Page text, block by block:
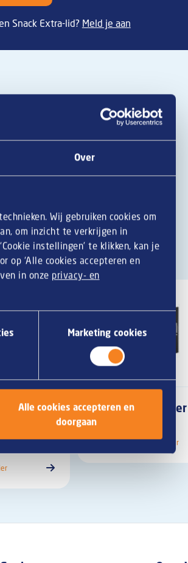
Over
Wij gebruiken cookies om
om inzicht te verkrijgen in
instellingen’ te klikken, kan je
op ‘Alle cookies accepteren en
in onze privacy- en
Marketing cookies
Alle cookies accepteren en
doorgaan
Snack Extra-lid? Meld je aan
Menukaarthouder
Bourgondiër
Kroketterij de Bourgondier